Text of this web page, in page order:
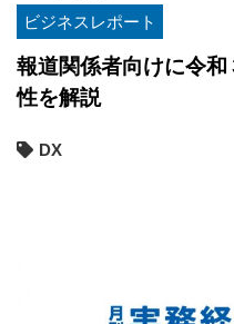
ビジネスレポート
報道関係者向けに令
性を解説
DX